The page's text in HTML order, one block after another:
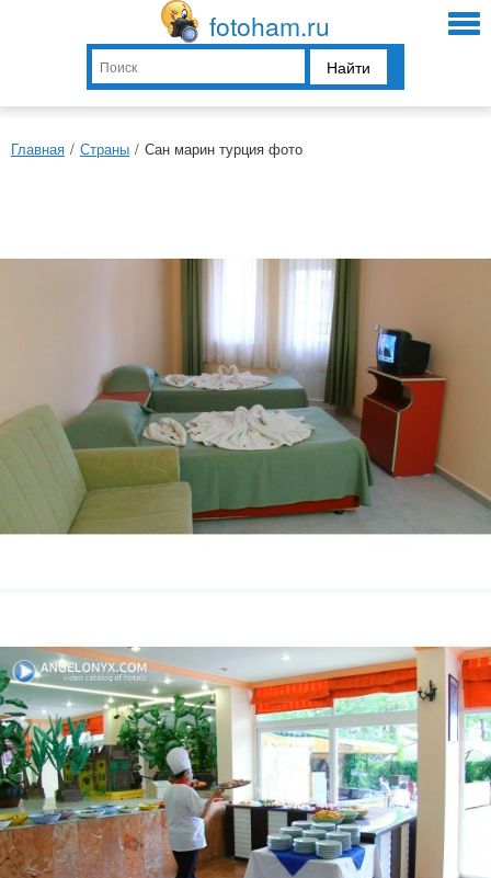
fotoham.ru
Найти
Главная / Страны / Сан марин турция фото